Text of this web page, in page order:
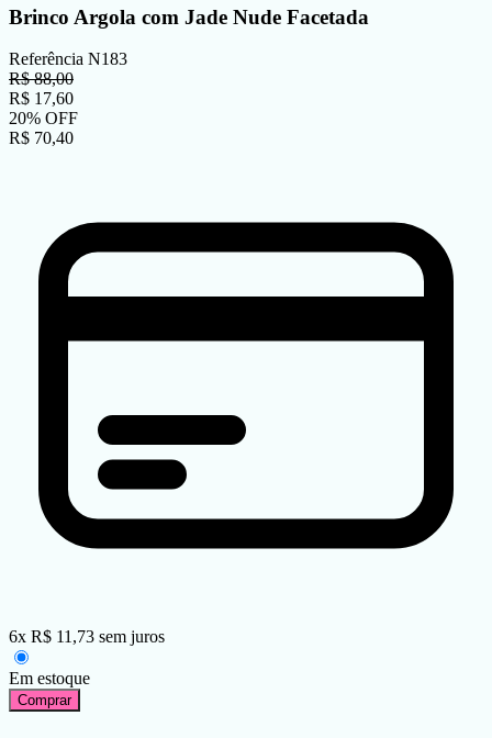
Brinco Argola com Jade Nude Facetada
Referência N183
R$88,00
R$ 17,60
20% OFF
R$ 70,40
6x R$ 11,73 sem juros
Em estoque
Comprar